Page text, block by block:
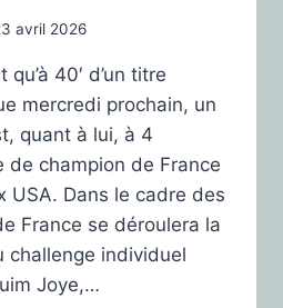
avril 2026
qu’à 40′ d’un titre
mercredi prochain, un
quant à lui, à 4
de champion de France
USA. Dans le cadre des
France se déroulera la
challenge individuel
Joye,…